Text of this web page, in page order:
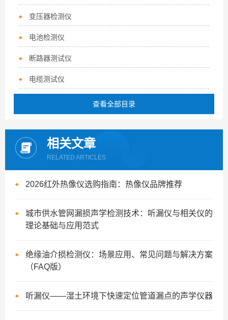
变压器检测仪
电池检测仪
断路器测试仪
电缆测试仪
查看全部目录
相关文章
RELATED ARTICLES
2026红外热像仪选购指南：热像仪品牌推荐
城市供水管网漏损声学检测技术：听漏仪与相关仪的
理论基础与应用范式
绝缘油介损检测仪：场景应用、常见问题与解决方案
（FAQ版）
听漏仪——湿土环境下快速定位管道漏点的声学仪器